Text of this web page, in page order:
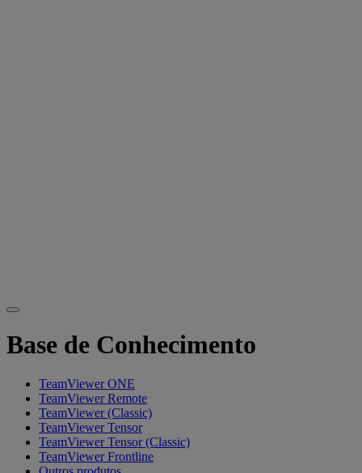
Base de Conhecimento
TeamViewer ONE
TeamViewer Remote
TeamViewer (Classic)
TeamViewer Tensor
TeamViewer Tensor (Classic)
TeamViewer Frontline